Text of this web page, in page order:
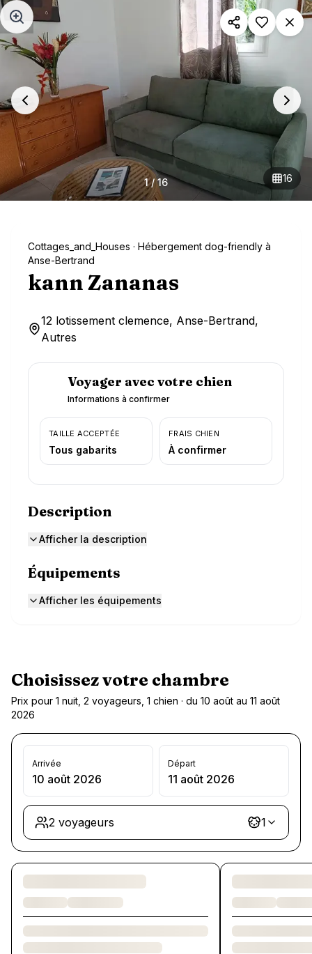
Aller au contenu principal
1/16 16
Cottages_and_Houses · Hébergement dog-friendly à
Anse-Bertrand
kann Zananas
12 lotissement clemence, Anse-Bertrand,
Autres
Voyager avec votre chien
Informations à confirmer
TAILLE ACCEPTÉE
Tous gabarits
FRAIS CHIEN
À confirmer
Description
Afficher la description
Équipements
Afficher les équipements
Choisissez votre chambre
Prix pour 1 nuit, 2 voyageurs, 1 chien · du 10 août au 11 août
2026
Arrivée
10 août 2026
Départ
11 août 2026
2 voyageurs 1
Chargement des chambres et des formules…